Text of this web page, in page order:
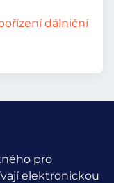
dálniční
pro
elektronickou